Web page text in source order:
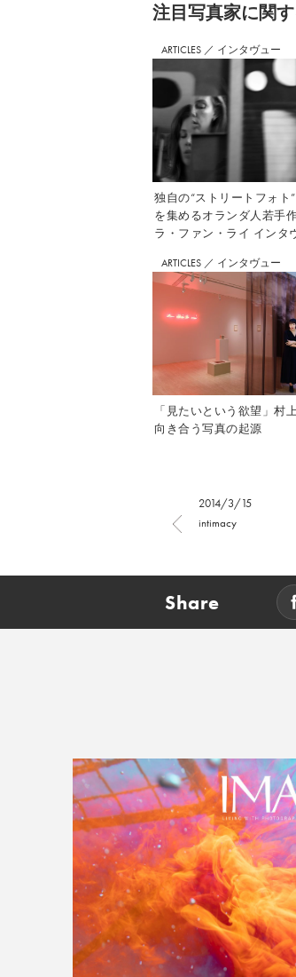
注⽬写真家に関
ARTICLES ／ インタヴュー
独自の“ストリートフォト
を集めるオランダ人若手
ラ・ファン・ライ インタ
ARTICLES ／ インタヴュー
「見たいという欲望」村
向き合う写真の起源
2014/3/15
intimacy
Share